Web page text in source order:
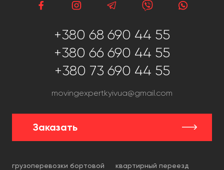
+380 68 690 44 55
+380 66 690 44 55
+380 73 690 44 55
movingexpertkyivua@gmail.com
Заказать
грузоперевозки бортовой
​квартирный переезд